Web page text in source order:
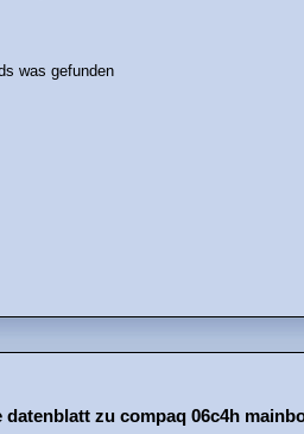
was gefunden
zu compaq 06c4h